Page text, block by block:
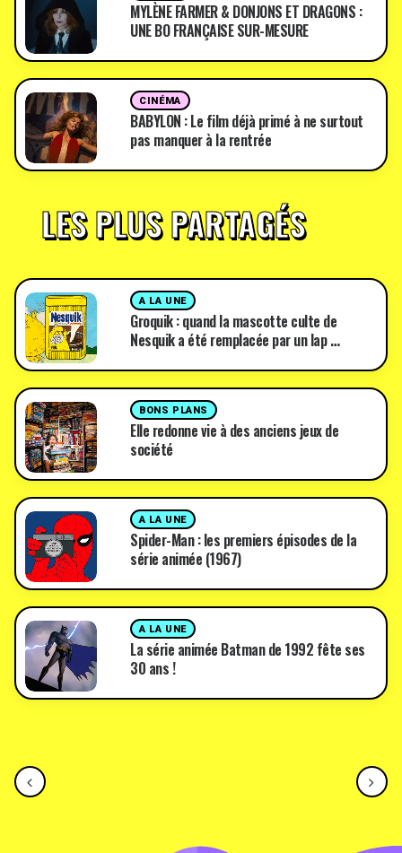
MYLÈNE FARMER & DONJONS ET DRAGONS :
UNE BO FRANÇAISE SUR-MESURE
CINÉMA
BABYLON : Le film déjà primé à ne surtout
pas manquer à la rentrée
LES PLUS PARTAGÉS
A LA UNE
Groquik : quand la mascotte culte de
Nesquik a été remplacée par un lap …
BONS PLANS
Elle redonne vie à des anciens jeux de
société
A LA UNE
Spider-Man : les premiers épisodes de la
série animée (1967)
A LA UNE
La série animée Batman de 1992 fête ses
30 ans !